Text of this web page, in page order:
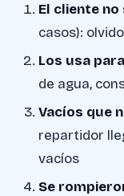
El cliente
casos):
Los usa
de agua,
Vacíos que
repartidor
vacíos
Se